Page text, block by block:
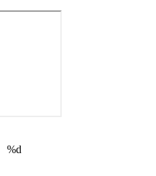
%d